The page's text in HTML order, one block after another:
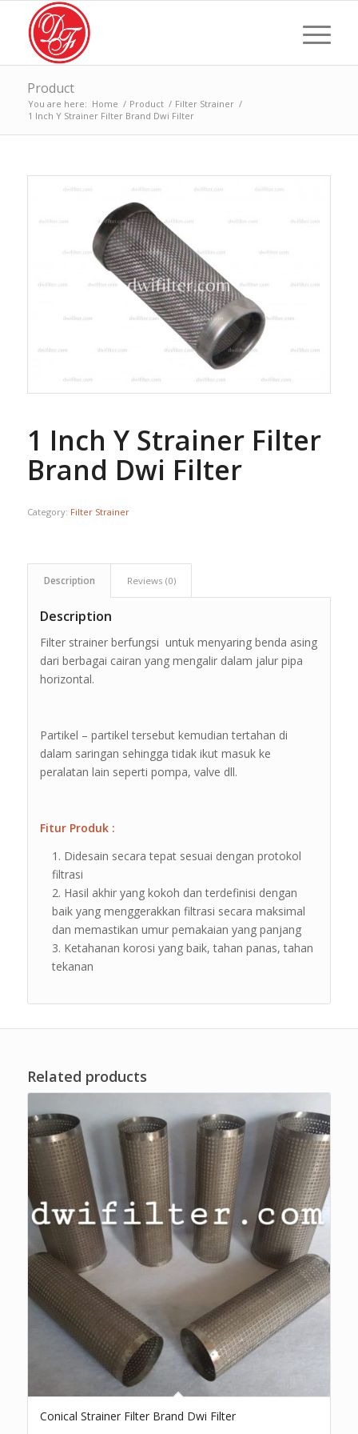
Product
You are here: Home / Product / Filter Strainer /
1 Inch Y Strainer Filter Brand Dwi Filter
1 Inch Y Strainer Filter
Brand Dwi Filter
Category: Filter Strainer
Description Reviews (0)
Description
Filter strainer berfungsi untuk menyaring benda asing
dari berbagai cairan yang mengalir dalam jalur pipa
horizontal.
Partikel – partikel tersebut kemudian tertahan di
dalam saringan sehingga tidak ikut masuk ke
peralatan lain seperti pompa, valve dll.
Fitur Produk :
Didesain secara tepat sesuai dengan protokol
filtrasi
Hasil akhir yang kokoh dan terdefinisi dengan
baik yang menggerakkan filtrasi secara maksimal
dan memastikan umur pemakaian yang panjang
Ketahanan korosi yang baik, tahan panas, tahan
tekanan
Related products
Conical Strainer Filter Brand Dwi Filter